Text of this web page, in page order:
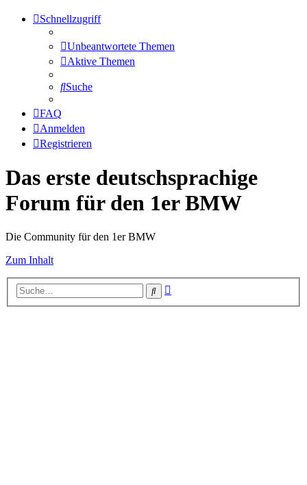
Schnellzugriff
Unbeantwortete Themen
Aktive Themen
Suche
FAQ
Anmelden
Registrieren
Das erste deutschsprachige
Forum für den 1er BMW
Die Community für den 1er BMW
Zum Inhalt
Suche